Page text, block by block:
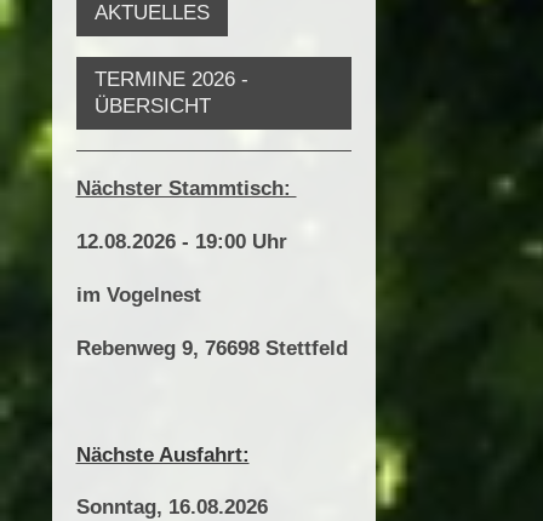
AKTUELLES
TERMINE 2026 -
ÜBERSICHT
Nächster Stammtisch:
12.08.2026 - 19:00 Uhr
im Vogelnest
Rebenweg 9, 76698 Stettfeld
Nächste Ausfahrt:
Sonntag, 16.08.2026